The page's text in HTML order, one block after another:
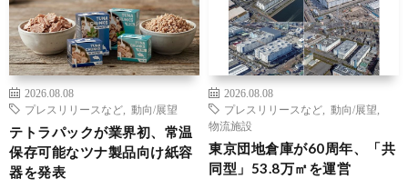
2026.08.08
プレスリリースなど
動向/展望
テトラパックが業界初、常温
保存可能なツナ製品向け紙容
器を発表
2026.08.08
プレスリリースなど
動向/展望
物流施設
東京団地倉庫が60周年、「共
同型」53.8万㎡を運営